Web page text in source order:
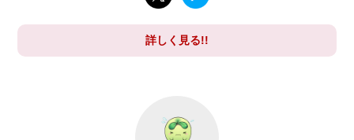
詳しく見る!!